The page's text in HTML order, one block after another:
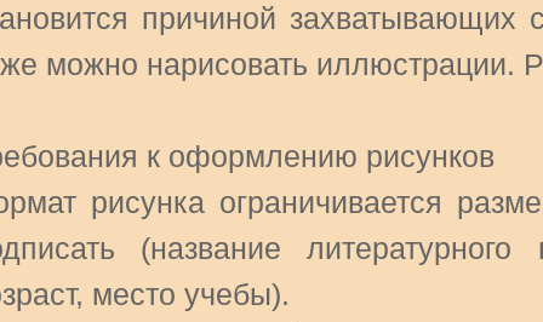
причиной захватывающих
можно нарисовать иллюстрации.
к оформлению рисунков
рисунка ограничивается
(название
место учебы).